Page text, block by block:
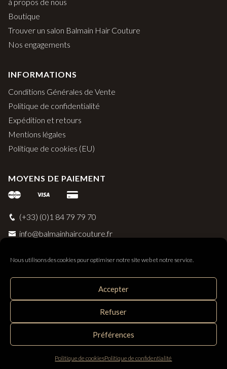
Nous utilisons des cookies pour optimiser notre site web et notre service.
Accepter
Refuser
Préférences
Politique de cookiesPolitique de confidentialité
Boutique
Trouver un salon Balmain Hair Couture
Nos engagements
INFORMATIONS
Conditions Générales de Vente
Politique de confidentialité
Expédition et retours
Mentions légales
Politique de cookies (EU)
MOYENS DE PAIEMENT
(+33) (0)1 84 79 79 70
info@balmainhaircouture.fr
Balmain Paris Hair Couture
Distribué par SAS Follow Hair - 33 rue Surcouf 56230